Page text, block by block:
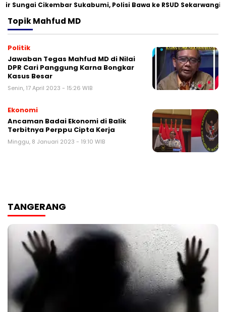
Cikembar Sukabumi, Polisi Bawa ke RSUD Sekarwangi‎
TopikMahfud MD
Politik
Jawaban Tegas Mahfud MD di Nilai
DPR Cari Panggung Karna Bongkar
Kasus Besar
Senin, 17 April 2023 - 15:26 WIB
Ekonomi
Ancaman Badai Ekonomi di Balik
Terbitnya Perppu Cipta Kerja
Minggu, 8 Januari 2023 - 19:10 WIB
TANGERANG